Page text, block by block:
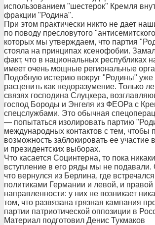
использованием "шестерок" Кремля
фракции "Родина".
При этом практически никто не дает
по поводу пресловутого
которых мы утверждаем, что партия
стояла на принципах ксенофобии.
факт, что в национальных республиках
имеет очень мощные региональные
Подобную истерию вокруг "Родины" уже
расценить как недоразумение. Только
связях господина Слуцкера,
господ Бороды и Энгеля из ФЕОРа с
спецслужбами. Это обычная
— попытаться изолировать партию
международных контактов с тем, чтобы
возможность заблокировать ее участие
и президентских выборах.
Что касается Социнтерна, то пока
вступление в его ряды мы не подавали.
что вернулся из Берлина, где
политиками Германии и левой, и правой
направленности: у них не возникает
том, что развязана грязная кампания
партии патриотической оппозиции в
Материал подготовил Денис Тукмаков